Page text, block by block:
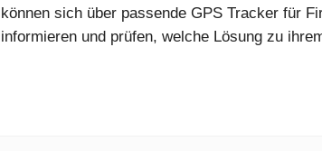
können sich über passende GPS Tracker für
informieren und prüfen, welche Lösung zu